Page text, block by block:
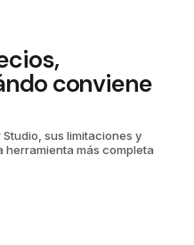
conviene
sus limitaciones y
herramienta más completa